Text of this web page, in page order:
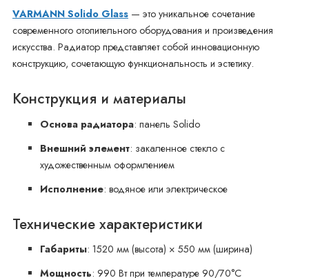
VARMANN Solido Glass — это уникальное сочетание
современного отопительного оборудования и произведения
искусства. Радиатор представляет собой инновационную
конструкцию, сочетающую функциональность и эстетику.
Конструкция и материалы
Основа радиатора: панель Solido
Внешний элемент: закаленное стекло с
художественным оформлением
Исполнение: водяное или электрическое
Технические характеристики
Габариты: 1520 мм (высота) × 550 мм (ширина)
Мощность: 990 Вт при температуре 90/70°C